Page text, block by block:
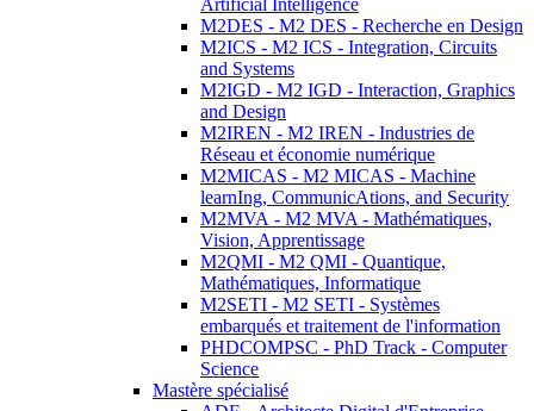
Artificial Intelligence
M2DES - M2 DES - Recherche en Design
M2ICS - M2 ICS - Integration, Circuits
and Systems
M2IGD - M2 IGD - Interaction, Graphics
and Design
M2IREN - M2 IREN - Industries de
Réseau et économie numérique
M2MICAS - M2 MICAS - Machine
learnIng, CommunicAtions, and Security
M2MVA - M2 MVA - Mathématiques,
Vision, Apprentissage
M2QMI - M2 QMI - Quantique,
Mathématiques, Informatique
M2SETI - M2 SETI - Systèmes
embarqués et traitement de l'information
PHDCOMPSC - PhD Track - Computer
Science
Mastère spécialisé